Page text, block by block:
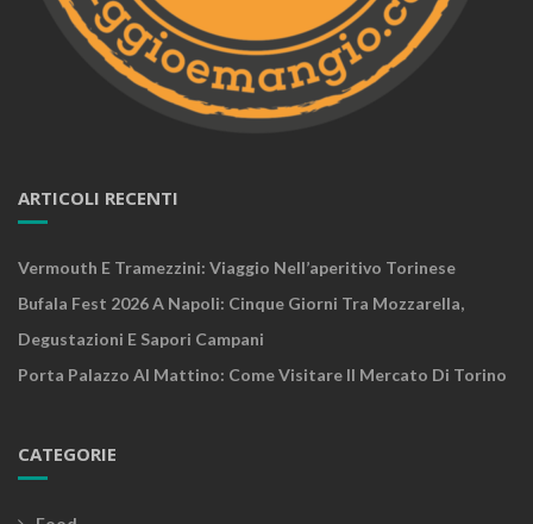
ARTICOLI RECENTI
Vermouth E Tramezzini: Viaggio Nell’aperitivo Torinese
Bufala Fest 2026 A Napoli: Cinque Giorni Tra Mozzarella,
Degustazioni E Sapori Campani
Porta Palazzo Al Mattino: Come Visitare Il Mercato Di Torino
CATEGORIE